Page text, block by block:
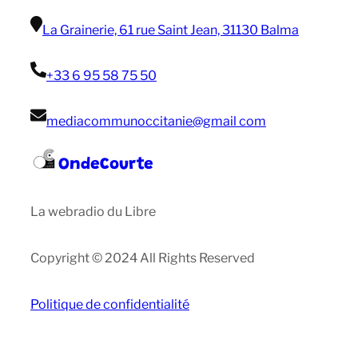
La Grainerie, 61 rue Saint Jean, 31130 Balma
+33 6 95 58 75 50
mediacommunoccitanie@gmail com
OndeCourte
La webradio du Libre
Copyright © 2024 All Rights Reserved
Politique de confidentialité